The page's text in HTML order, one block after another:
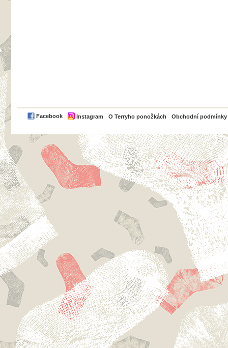
Facebook Instagram O Terryho ponožkách Obchodní podmínky
PayPal